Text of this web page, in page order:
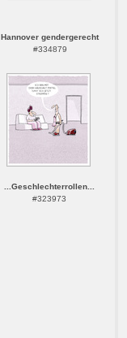
Hannover gendergerecht
#334879
...Geschlechterrollen...
#323973